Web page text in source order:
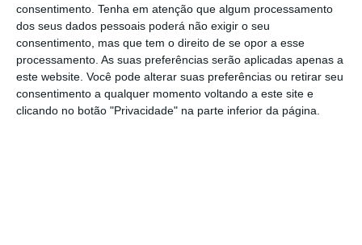
consentimento. Tenha em atenção que algum processamento
dos seus dados pessoais poderá não exigir o seu
consentimento, mas que tem o direito de se opor a esse
processamento. As suas preferências serão aplicadas apenas a
este website. Você pode alterar suas preferências ou retirar seu
consentimento a qualquer momento voltando a este site e
clicando no botão "Privacidade" na parte inferior da página.